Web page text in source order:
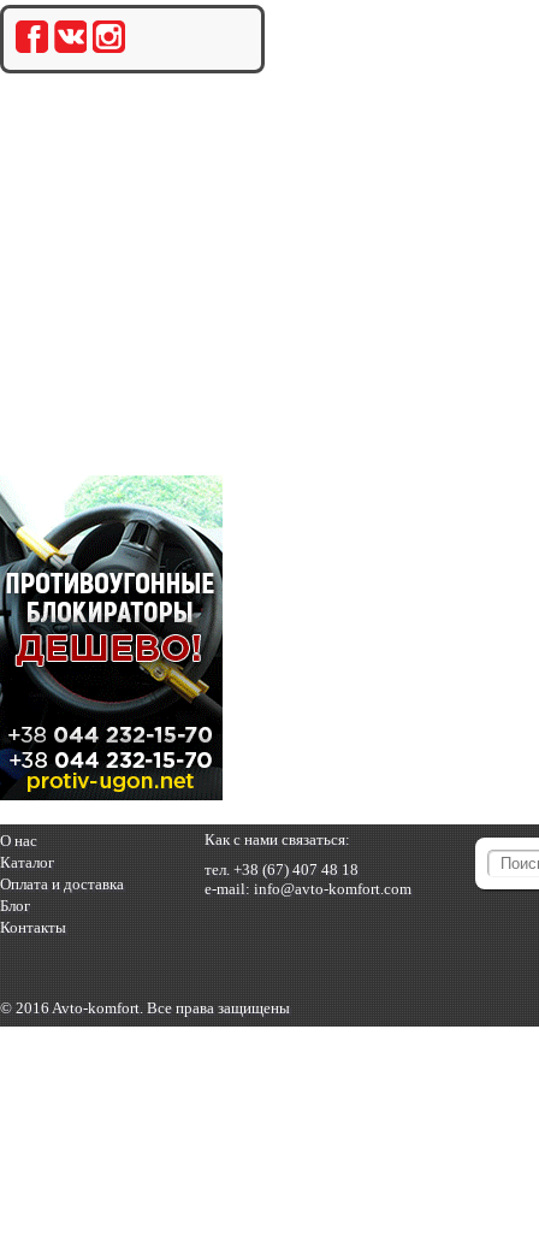
О нас
Каталог
Оплата и доставка
Блог
Контакты
Как с нами связаться:
тел. +38 (67) 407 48 18
e-mail: info@avto-komfort.com
© 2016 Avto-komfort. Все права защищены